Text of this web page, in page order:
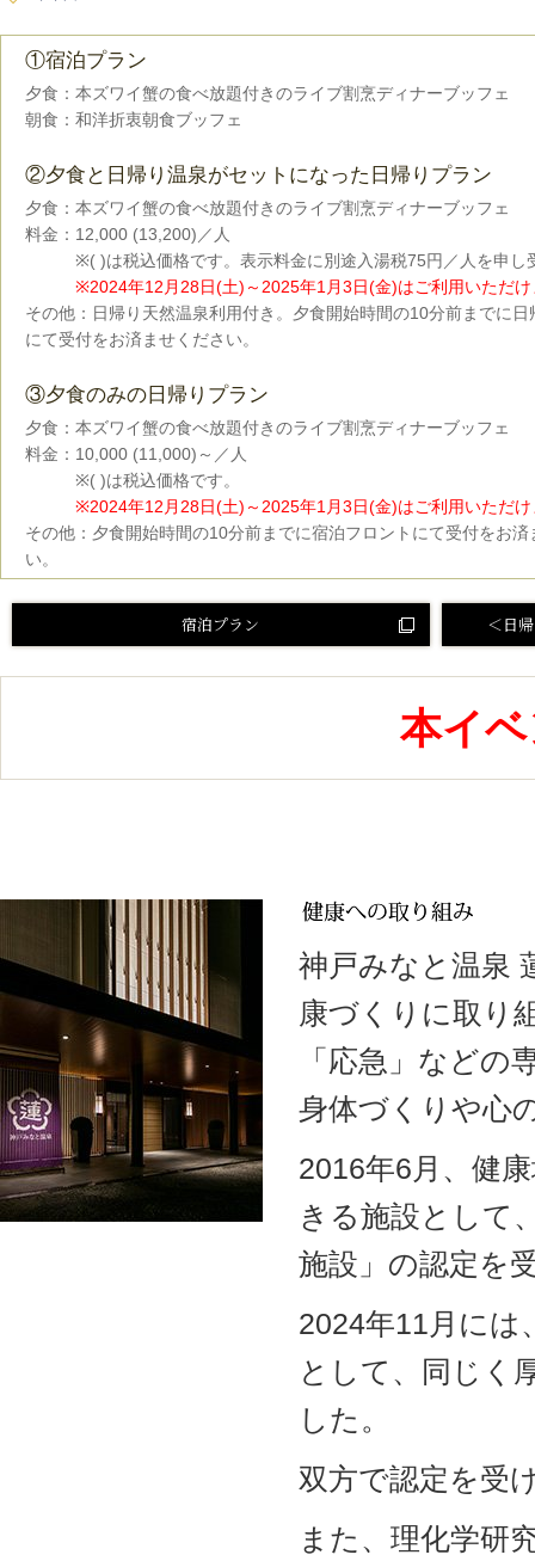
①宿泊プラン
夕食：本ズワイ蟹の食べ放題付きのライブ割烹ディナーブッフェ
朝食：和洋折衷朝食ブッフェ
②夕食と日帰り温泉がセットになった日帰りプラン
夕食：本ズワイ蟹の食べ放題付きのライブ割烹ディナーブッフェ
料金：12,000 (13,200)／人
※( )は税込価格です。表示料金に別途入湯税75円／人を申し
※2024年12月28日(土)～2025年1月3日(金)はご利用いただけ
その他：日帰り天然温泉利用付き。夕食開始時間の10分前までに日
にて受付をお済ませください。
③夕食のみの日帰りプラン
夕食：本ズワイ蟹の食べ放題付きのライブ割烹ディナーブッフェ
料金：10,000 (11,000)～／人
※( )は税込価格です。
※2024年12月28日(土)～2025年1月3日(金)はご利用いただけ
その他：夕食開始時間の10分前までに宿泊フロントにて受付をお済
い。
宿泊プラン ＜日
本イ
神戸みなと温泉
康づくりに取り
「応急」など
身体づくりや心
2016年6月、健
きる施設として
施設」の認定を
2024年11月には
として、同じく
した。
双方で認定を受
また、理化学研